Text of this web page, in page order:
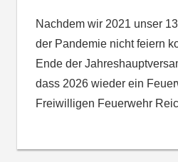
Nachdem wir 2021 unser
der Pandemie nicht feiern
Ende der
dass 2026 wieder ein
Freiwilligen Feuerwehr